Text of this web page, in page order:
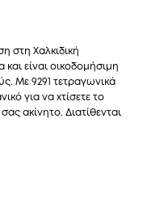
στη Χαλκιδική
είναι οικοδομήσιμη
Με 9291 τετραγωνικά
για να χτίσετε το
ακίνητο. Διατίθενται